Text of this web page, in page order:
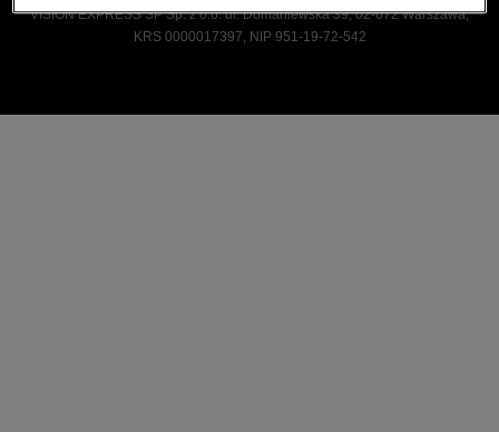
VISION EXPRESS SP Sp. z o.o. ul. Domaniewska 39, 02-672 Warszawa,
KRS 0000017397, NIP 951-19-72-542